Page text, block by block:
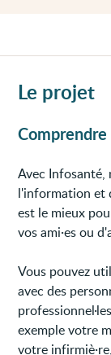
Le projet
Avec Infosanté,
l'information et
est le mieux
vos ami·es ou
Vous pouvez
avec des
exemple votre
votre